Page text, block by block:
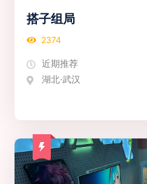
搭子组局
2374
近期推荐
湖北·武汉